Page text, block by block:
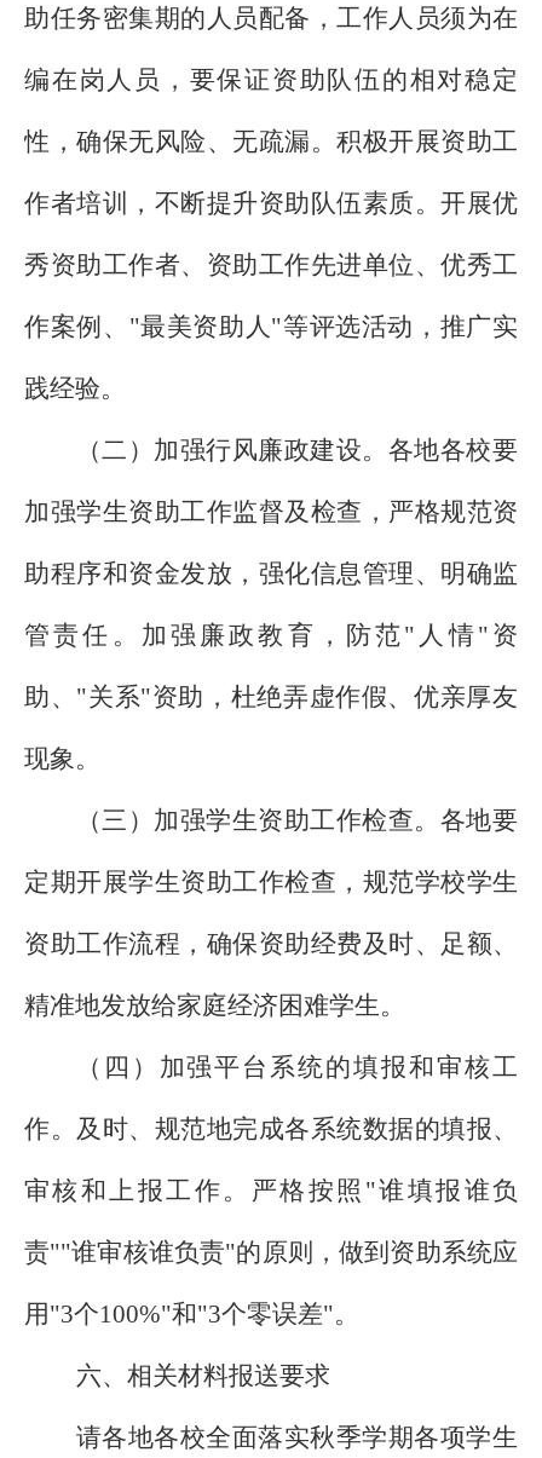
助任务密集期的人员配备，工作人员须为在
编在岗人员，要保证资助队伍的相对稳定
性，确保无风险、无疏漏。积极开展资助工
作者培训，不断提升资助队伍素质。开展优
秀资助工作者、资助工作先进单位、优秀工
作案例、"最美资助人"等评选活动，推广实
践经验。
（二）加强行风廉政建设。各地各校要
加强学生资助工作监督及检查，严格规范资
助程序和资金发放，强化信息管理、明确监
管责任。加强廉政教育，防范"人情"资
助、"关系"资助，杜绝弄虚作假、优亲厚友
现象。
（三）加强学生资助工作检查。各地要
定期开展学生资助工作检查，规范学校学生
资助工作流程，确保资助经费及时、足额、
精准地发放给家庭经济困难学生。
（四）加强平台系统的填报和审核工
作。及时、规范地完成各系统数据的填报、
审核和上报工作。严格按照"谁填报谁负
责""谁审核谁负责"的原则，做到资助系统应
用"3个100%"和"3个零误差"。
六、相关材料报送要求
请各地各校全面落实秋季学期各项学生